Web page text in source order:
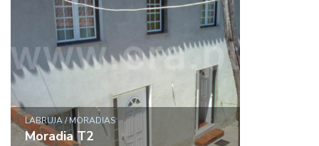
LABRUJA / MORADIAS
Moradia T2